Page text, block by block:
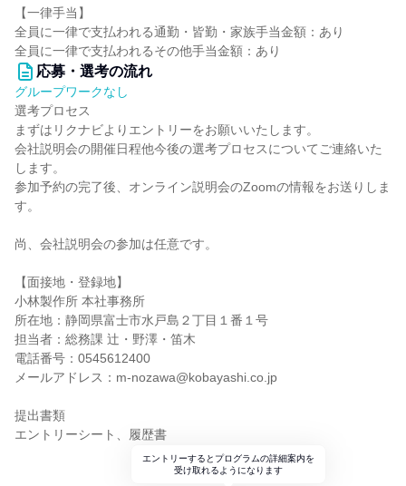
【一律手当】
全員に一律で支払われる通勤・皆勤・家族手当金額：あり
全員に一律で支払われるその他手当金額：あり
応募・選考の流れ
グループワークなし
選考プロセス
まずはリクナビよりエントリーをお願いいたします。
会社説明会の開催日程他今後の選考プロセスについてご連絡いた
します。
参加予約の完了後、オンライン説明会のZoomの情報をお送りしま
す。
尚、会社説明会の参加は任意です。
【面接地・登録地】
小林製作所 本社事務所
所在地：静岡県富士市水戸島２丁目１番１号
担当者：総務課 辻・野澤・笛木
電話番号：0545612400
メールアドレス：m-nozawa@kobayashi.co.jp
提出書類
エントリーシート、履歴書
エントリーするとプログラムの詳細案内を
受け取れるようになります